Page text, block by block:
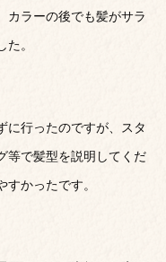
カラーの後でも髪がサラ
。
に行ったのですが、スタ
等で髪型を説明してくだ
かったです。